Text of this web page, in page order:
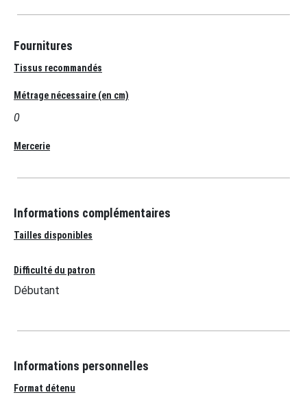
Fournitures
Tissus recommandés
Métrage nécessaire (en cm)
0
Mercerie
Informations complémentaires
Tailles disponibles
Difficulté du patron
Débutant
Informations personnelles
Format détenu